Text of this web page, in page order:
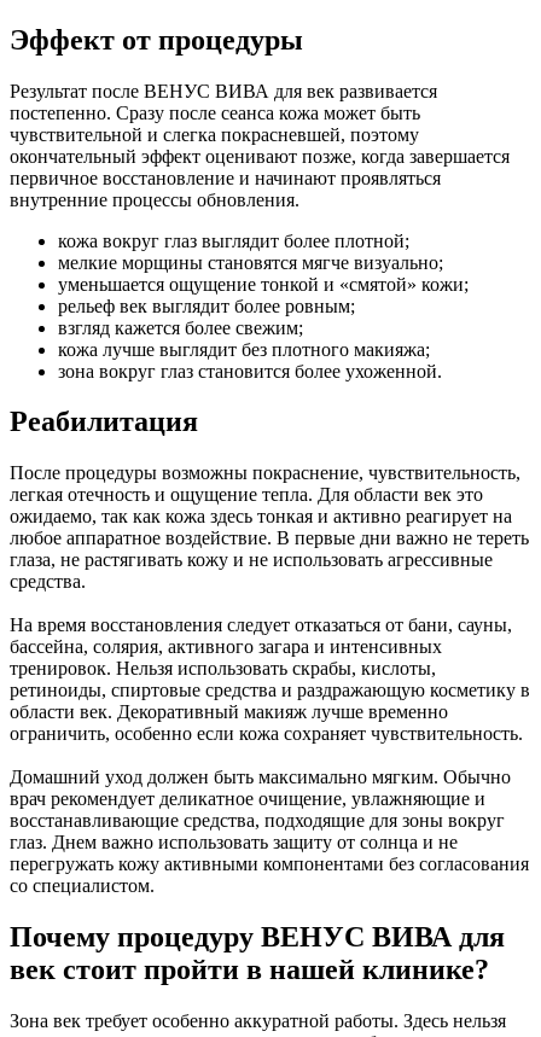
Эффект от процедуры
Результат после ВЕНУС ВИВА для век развивается
постепенно. Сразу после сеанса кожа может быть
чувствительной и слегка покрасневшей, поэтому
окончательный эффект оценивают позже, когда завершается
первичное восстановление и начинают проявляться
внутренние процессы обновления.
кожа вокруг глаз выглядит более плотной;
мелкие морщины становятся мягче визуально;
уменьшается ощущение тонкой и «смятой» кожи;
рельеф век выглядит более ровным;
взгляд кажется более свежим;
кожа лучше выглядит без плотного макияжа;
зона вокруг глаз становится более ухоженной.
Реабилитация
После процедуры возможны покраснение, чувствительность,
легкая отечность и ощущение тепла. Для области век это
ожидаемо, так как кожа здесь тонкая и активно реагирует на
любое аппаратное воздействие. В первые дни важно не тереть
глаза, не растягивать кожу и не использовать агрессивные
средства.
На время восстановления следует отказаться от бани, сауны,
бассейна, солярия, активного загара и интенсивных
тренировок. Нельзя использовать скрабы, кислоты,
ретиноиды, спиртовые средства и раздражающую косметику в
области век. Декоративный макияж лучше временно
ограничить, особенно если кожа сохраняет чувствительность.
Домашний уход должен быть максимально мягким. Обычно
врач рекомендует деликатное очищение, увлажняющие и
восстанавливающие средства, подходящие для зоны вокруг
глаз. Днем важно использовать защиту от солнца и не
перегружать кожу активными компонентами без согласования
со специалистом.
Почему процедуру ВЕНУС ВИВА для
век стоит пройти в нашей клинике?
Зона век требует особенно аккуратной работы. Здесь нельзя